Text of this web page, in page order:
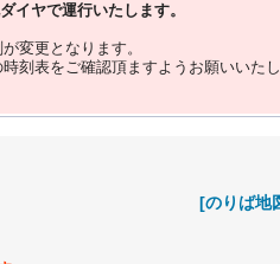
イヤで運行いたします。
変更となります。
刻表をご確認頂ますようお願いいたし
[のりば地